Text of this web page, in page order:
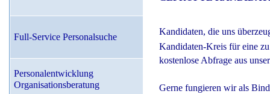
Kandidaten, die uns
Kandidaten-Kreis für eine
kostenlose Abfrage aus
Gerne fungieren wir als
Full-Service Personalsuche
Personalentwicklung
Organisationsberatung